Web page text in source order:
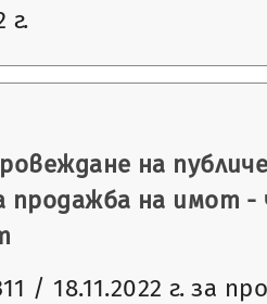
г.
на
продажба на имот
/ 18.11.2022 г. за